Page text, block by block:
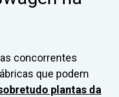
concorrentes
que podem
plantas da